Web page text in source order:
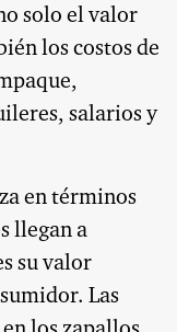
solo el valor
los costos de
salarios y
en términos
llegan a
su valor
Las